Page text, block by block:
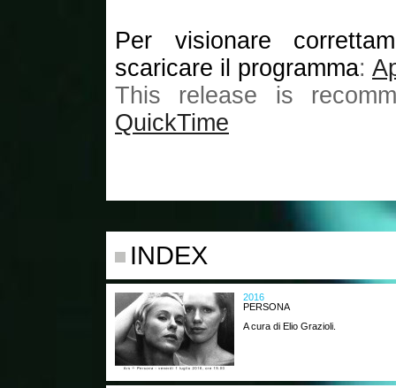
Per visionare
scaricare il programma:
This release is
QuickTime
INDEX
2016
PERSONA
A cura di Elio Grazioli.